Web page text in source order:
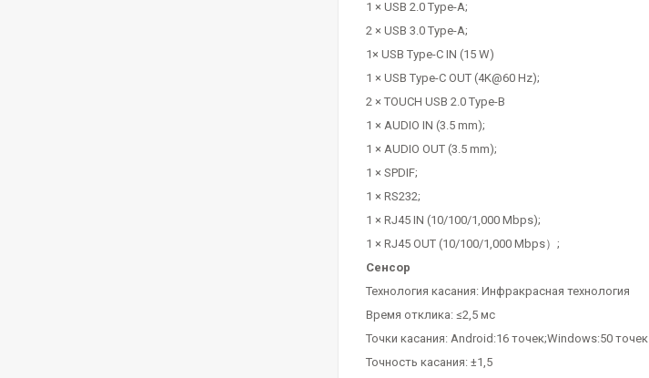
1 × USB 2.0 Type-A;
2 × USB 3.0 Type-A;
1× USB Type-C IN (15 W)
1 × USB Type-C OUT (4K@60 Hz);
2 × TOUCH USB 2.0 Type-B
1 × AUDIO IN (3.5 mm);
1 × AUDIO OUT (3.5 mm);
1 × SPDIF;
1 × RS232;
1 × RJ45 IN (10/100/1,000 Mbps);
1 × RJ45 OUT (10/100/1,000 Mbps）;
Сенсор
Технология касания: Инфракрасная технология
Время отклика: ≤2,5 мс
Точки касания: Android:16 точек;Windows:50 точек
Точность касания: ±1,5